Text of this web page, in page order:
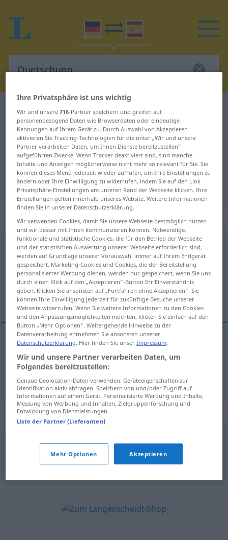
Deutsch-Spanisch Wörterbuch Quetschung
Deutsch-Spanisch Übersetzung für
"Quetschung"
"Quetschung" Spanisch
Übersetzung
„Quetschung“: Femininum
Quetschungf <Quetschung ;Quetschungen>
Übersicht aller Übersetzungen
(Für mehr Details die Übersetzung anklicken/antippen)
contusión, magulladura
contusiónf MED
magulladura Quetschung MED
Synonyme für "Quetschung"
Ihre Privatsphäre ist uns wichtig
Wir und unsere716-Partner speichern und greifen auf
personenbezogene Daten wie Browserdaten oder eindeutige
Kennungen auf Ihrem Gerät zu. Durch Auswahl von Akzeptieren
aktivieren Sie Tracking-Technologien für die unter „Wir und unsere
Partner verarbeiten Daten, um Ihnen Dienste bereitzustellen“
aufgeführten Zwecke. Wenn Tracker deaktiviert sind, sind manche
Inhalte und Anzeigen möglicherweise nicht mehr so relevant für Sie. Sie
können dieses Menü jederzeit wieder aufrufen, um Ihre Einstellungen zu
ändern oder Ihre Einwilligung zu widerrufen, indem Sie auf den Link
Privatsphäre-Einstellungen am unteren Rand der Webseite klicken. Ihre
Einstellungen gelten innerhalb unseres Website. Weitere Informationen
finden Sie in unserer Datenschutzerklärung.
Wir verwenden Cookies, damit Sie unsere Webseite bestmöglich nutzen
und wir besser mit Ihnen kommunizieren können. Notwendige,
funktionale und statistische Cookies, die für den Betrieb der Webseite
und der statistischen Auswertung unserer Webseite erforderlich sind,
werden auf Grundlage unserer Vorauswahl immer auf Ihrem Endgerät
gespeichert. Marketing-Cookies und Cookies, die der Bereitstellung
personalisierter Werbung dienen, werden nur gespeichert, wenn Sie uns
durch einen Klick auf den „Akzeptieren“-Button Ihr Einverständnis
geben. Klicken Sie ansonsten auf „Fortfahren ohne Akzeptieren“. Sie
können Ihre Einwilligung jederzeit für zukünftige Besuche unserer
Webseite widerrufen. Wenn Sie weitere Informationen zu den Cookies
und den Anpassungsmöglichkeiten möchten, klicken Sie einfach auf den
Button „Mehr Optionen“. Weitergehende Hinweise zu der
Datenverarbeitung entnehmen Sie ansonsten unserer
Datenschutzerklärung. Hier finden Sie unserImpressum.
Wir und unsere Partner verarbeiten Daten, um
Folgendes bereitzustellen:
Genaue Geolocation-Daten verwenden. Geräteeigenschaften zur
Identifikation aktiv abfragen. Speichern von und/oder Zugriff auf
Informationen auf einem Gerät. Personalisierte Werbung und Inhalte,
Messung von Werbung und Inhalten, Zielgruppenforschung und
Entwicklung von Dienstleistungen.
Liste der Partner (Lieferanten)
Mehr Optionen Akzeptieren